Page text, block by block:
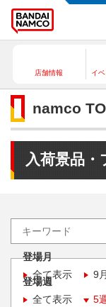
店舗情報 イ
namco
入荷景品
登場月
全て表示
9月
登場週
全て表示
5週